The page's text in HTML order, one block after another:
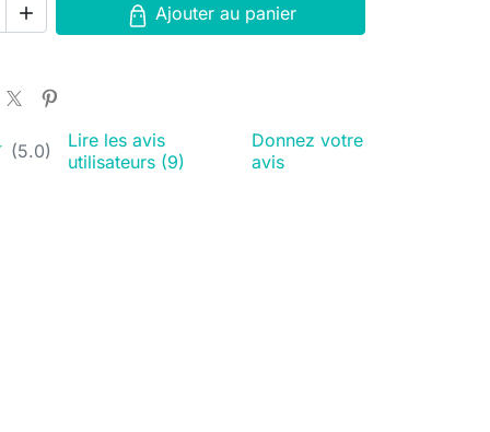
 Ajouter au panier
(5.0)
Lire les avis
utilisateurs (9)
Donnez votre
avis